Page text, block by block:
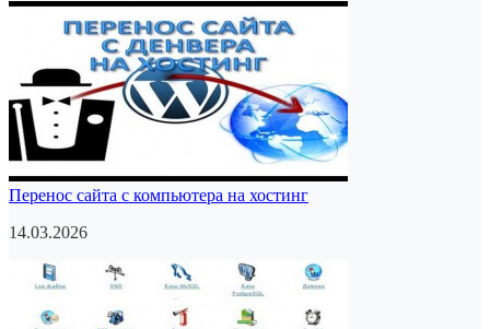
Перенос сайта с компьютера на хостинг
14.03.2026